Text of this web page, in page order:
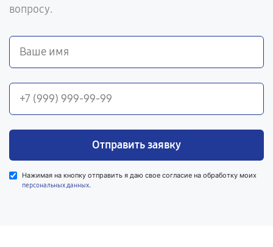
вопросу.
Отправить заявку
Нажимая на кнопку отправить я даю свое согласие на обработку моих
персональных данных.